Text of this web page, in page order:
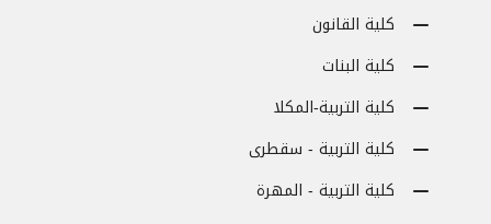
كلية القانون
كلية البنات
كلية التربية-المكلا
كلية التربية - سقطرى
كلية التربية - المهرة